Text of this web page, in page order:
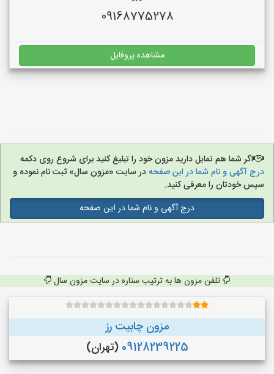
09168775278
مشاهده پروفایل
اگر شما هم تمایل دارید مزون خود را تبلیغ کنید برای شروع روی دکمه
درج آگهی و نام شما در این صفحهدر سایت «مزون سال» ثبت نام نموده و
سپس خودتان را معرفی کنید.
درج آگهی و نام شما در این صفحه
تلفن مزون ها به ترتیب ستاره در سایت مزون سال
مزون چابیت رز
09128239225 (تهران)